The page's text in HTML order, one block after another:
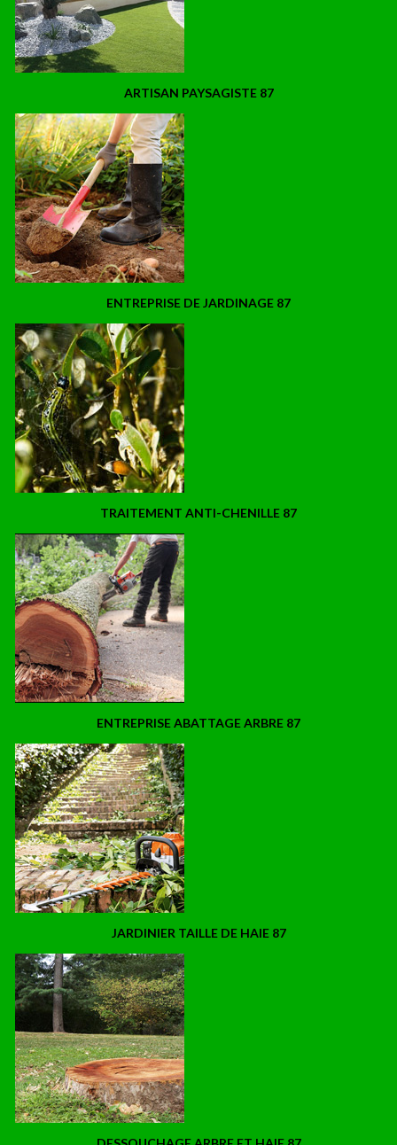
ARTISAN PAYSAGISTE 87
ENTREPRISE DE JARDINAGE 87
TRAITEMENT ANTI-CHENILLE 87
ENTREPRISE ABATTAGE ARBRE 87
JARDINIER TAILLE DE HAIE 87